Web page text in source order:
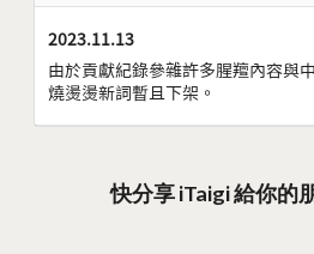
2023.11.13
由於貢獻紀錄參雜許多腥羶內容與
燒燙燙新詞暫且下架。
快分享 iTaigi 給你的